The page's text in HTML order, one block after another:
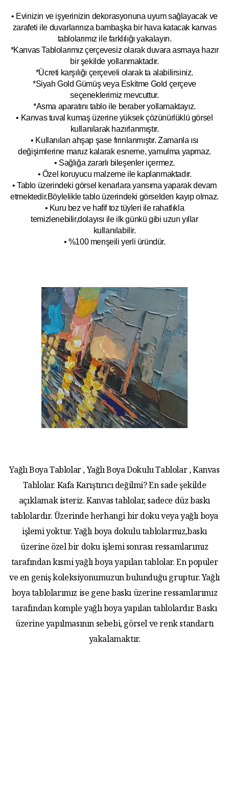
• Evinizin ve işyerinizin dekorasyonuna uyum sağlayacak ve
zarafeti ile duvarlarınıza bambaşka bir hava katacak kanvas
tablolarımız ile farklılığı yakalayın.
*Kanvas Tablolarımız çerçevesiz olarak duvara asmaya hazır
bir şekilde yollanmaktadır.
*Ücreti karşılığı çerçeveli olarak ta alabilirsiniz.
*Siyah Gold Gümüş veya Eskitme Gold çerçeve
seçeneklerimiz mevcuttur.
*Asma aparatını tablo ile beraber yollamaktayız.
• Kanvas tuval kumaş üzerine yüksek çözünürlüklü görsel
kullanılarak hazırlanmıştır.
• Kullanılan ahşap şase fırınlanmıştır. Zamanla ısı
değişimlerine maruz kalarak esneme, yamulma yapmaz.
• Sağlığa zararlı bileşenler içermez.
• Özel koruyucu malzeme ile kaplanmaktadır.
• Tablo üzerindeki görsel kenarlara yansıma yaparak devam
etmektedir.Böylelikle tablo üzerindeki görselden kayıp olmaz.
• Kuru bez ve hafif toz tüyleri ile rahatlıkla
temizlenebilir,dolayısı ile ilkgünkü gibi uzun yıllar
kullanılabilir.
• %100 menşeili yerli üründür.
Yağlı Boya Tablolar , Yağlı Boya Dokulu Tablolar , Kanvas
Tablolar. Kafa Karıştırıcı değilmi? En sade şekilde
açıklamak isteriz. Kanvas tablolar, sadece düz baskı
tablolardır. Üzerinde herhangi bir doku veya yağlı boya
işlemi yoktur. Yağlı boya dokulu tablolarmız,baskı
üzerine özel bir doku işlemi sonrası ressamlarımız
tarafından kısmi yağlı boya yapılan tablolar. En populer
ve en geniş koleksiyonumuzun bulunduğu gruptur. Yağlı
boya tablolarımız ise gene baskı üzerine ressamlarımız
tarafından komple yağlı boya yapılan tablolardır. Baskı
üzerine yapılmasının sebebi, görsel ve renk standartı
yakalamaktır.